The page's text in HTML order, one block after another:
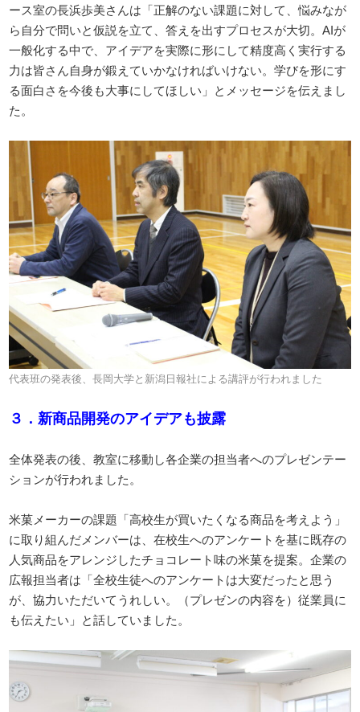
ース室の長浜歩美さんは「正解のない課題に対して、悩みなが
ら自分で問いと仮説を立て、答えを出すプロセスが大切。AIが
一般化する中で、アイデアを実際に形にして精度高く実行する
力は皆さん自身が鍛えていかなければいけない。学びを形にす
る面白さを今後も大事にしてほしい」とメッセージを伝えまし
た。
代表班の発表後、長岡大学と新潟日報社による講評が行われました
３．新商品開発のアイデアも披露
全体発表の後、教室に移動し各企業の担当者へのプレゼンテー
ションが行われました。
米菓メーカーの課題「高校生が買いたくなる商品を考えよう」
に取り組んだメンバーは、在校生へのアンケートを基に既存の
人気商品をアレンジしたチョコレート味の米菓を提案。企業の
広報担当者は「全校生徒へのアンケートは大変だったと思う
が、協力いただいてうれしい。（プレゼンの内容を）従業員に
も伝えたい」と話していました。